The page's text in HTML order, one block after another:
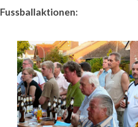
Fussballaktionen: